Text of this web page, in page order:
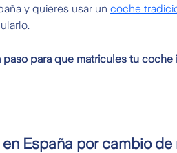
y quieres usar un coche
para que matricules tu
España por cambio de